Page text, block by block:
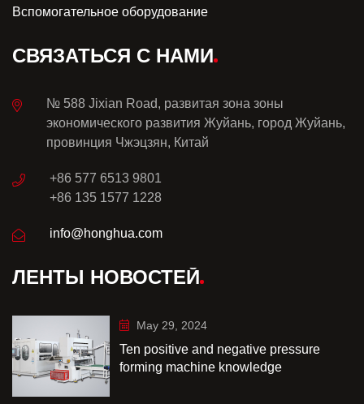
Вспомогательное оборудование
СВЯЗАТЬСЯ С НАМИ
№ 588 Jixian Road, развитая зона зоны
экономического развития Жуйань, город Жуйань,
провинция Чжэцзян, Китай
+86 577 6513 9801
+86 135 1577 1228
info@honghua.com
ЛЕНТЫ НОВОСТЕЙ
May 29, 2024
Ten positive and negative pressure
forming machine knowledge